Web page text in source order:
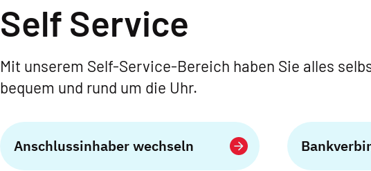
Self Service
Mit unserem Self-Service-Bereich haben Sie alles
bequem und rund um die Uhr.
Anschlussinhaber wechseln